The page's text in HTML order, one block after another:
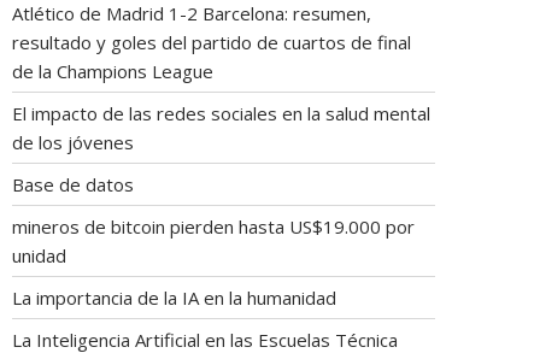
Atlético de Madrid 1-2 Barcelona: resumen,
resultado y goles del partido de cuartos de final
de la Champions League
El impacto de las redes sociales en la salud mental
de los jóvenes
Base de datos
mineros de bitcoin pierden hasta US$19.000 por
unidad
La importancia de la IA en la humanidad
La Inteligencia Artificial en las Escuelas Técnica